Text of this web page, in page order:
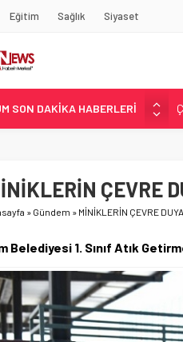
Eğitim Sağlık Siyaset
SON DAKİKA HABERLERİ
ÇEVRE
» Gündem » MİNİKLERİN ÇEVRE
Belediyesi 1. Sınıf Atık